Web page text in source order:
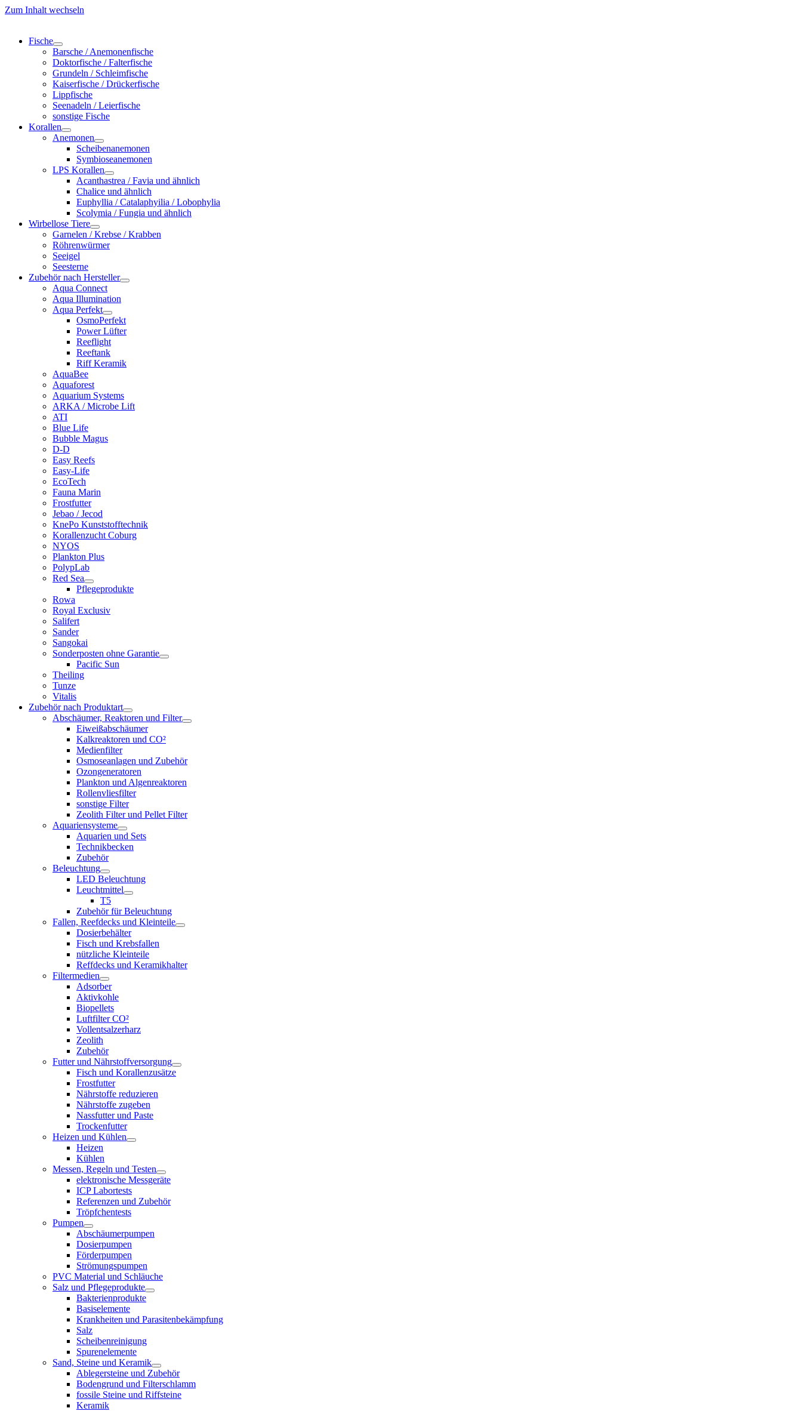
Zum Inhalt wechseln
Fische
Barsche / Anemonenfische
Doktorfische / Falterfische
Grundeln / Schleimfische
Kaiserfische / Drückerfische
Lippfische
Seenadeln / Leierfische
sonstige Fische
Korallen
Anemonen
Scheibenanemonen
Symbioseanemonen
LPS Korallen
Acanthastrea / Favia und ähnlich
Chalice und ähnlich
Euphyllia / Catalaphyilia / Lobophylia
Scolymia / Fungia und ähnlich
Wirbellose Tiere
Garnelen / Krebse / Krabben
Röhrenwürmer
Seeigel
Seesterne
Zubehör nach Hersteller
Aqua Connect
Aqua Illumination
Aqua Perfekt
OsmoPerfekt
Power Lüfter
Reeflight
Reeftank
Riff Keramik
AquaBee
Aquaforest
Aquarium Systems
ARKA / Microbe Lift
ATI
Blue Life
Bubble Magus
D-D
Easy Reefs
Easy-Life
EcoTech
Fauna Marin
Frostfutter
Jebao / Jecod
KnePo Kunststofftechnik
Korallenzucht Coburg
NYOS
Plankton Plus
PolypLab
Red Sea
Pflegeprodukte
Rowa
Royal Exclusiv
Salifert
Sander
Sangokai
Sonderposten ohne Garantie
Pacific Sun
Theiling
Tunze
Vitalis
Zubehör nach Produktart
Abschäumer, Reaktoren und Filter
Eiweißabschäumer
Kalkreaktoren und CO²
Medienfilter
Osmoseanlagen und Zubehör
Ozongeneratoren
Plankton und Algenreaktoren
Rollenvliesfilter
sonstige Filter
Zeolith Filter und Pellet Filter
Aquariensysteme
Aquarien und Sets
Technikbecken
Zubehör
Beleuchtung
LED Beleuchtung
Leuchtmittel
T5
Zubehör für Beleuchtung
Fallen, Reefdecks und Kleinteile
Dosierbehälter
Fisch und Krebsfallen
nützliche Kleinteile
Reffdecks und Keramikhalter
Filtermedien
Adsorber
Aktivkohle
Biopellets
Luftfilter CO²
Vollentsalzerharz
Zeolith
Zubehör
Futter und Nährstoffversorgung
Fisch und Korallenzusätze
Frostfutter
Nährstoffe reduzieren
Nährstoffe zugeben
Nassfutter und Paste
Trockenfutter
Heizen und Kühlen
Heizen
Kühlen
Messen, Regeln und Testen
elektronische Messgeräte
ICP Labortests
Referenzen und Zubehör
Tröpfchentests
Pumpen
Abschäumerpumpen
Dosierpumpen
Förderpumpen
Strömungspumpen
PVC Material und Schläuche
Salz und Pflegeprodukte
Bakterienprodukte
Basiselemente
Krankheiten und Parasitenbekämpfung
Salz
Scheibenreinigung
Spurenelemente
Sand, Steine und Keramik
Ablegersteine und Zubehör
Bodengrund und Filterschlamm
fossile Steine und Riffsteine
Keramik